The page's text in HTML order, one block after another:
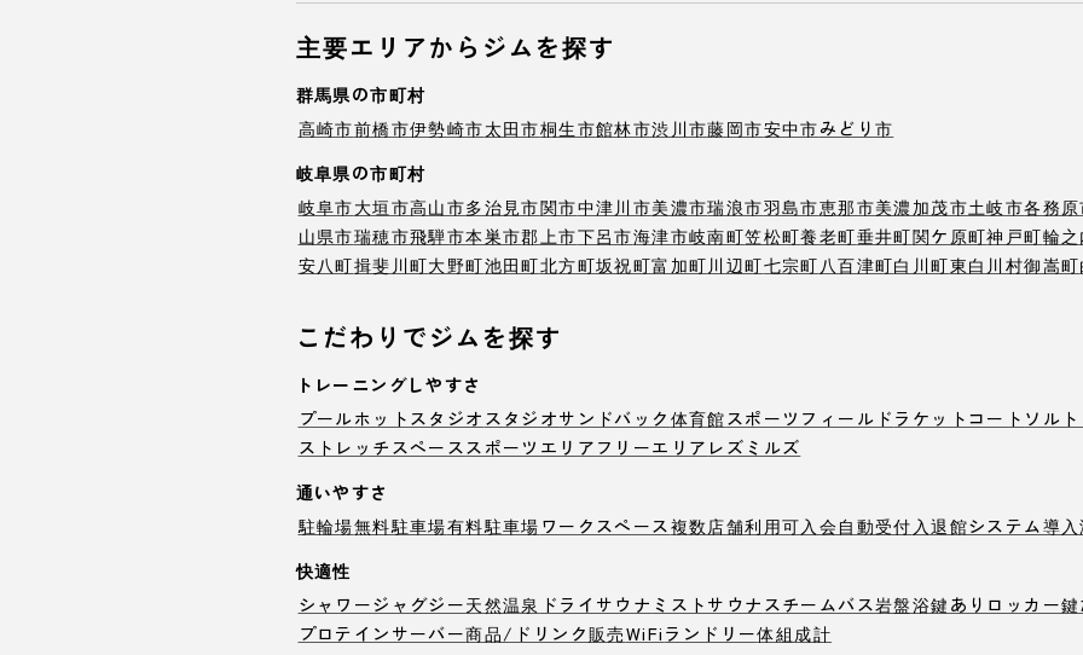
主要エリアからジムを探す
群馬県の市町村
高崎市前橋市伊勢崎市太田市桐生市館林市渋川市藤岡市安中市みどり市
岐阜県の市町村
岐阜市大垣市高山市多治見市関市中津川市美濃市瑞浪市羽島市恵那市美濃加茂市土岐市各務原
山県市瑞穂市飛騨市本巣市郡上市下呂市海津市岐南町笠松町養老町垂井町関ケ原町神戸町輪
安八町揖斐川町大野町池田町北方町坂祝町富加町川辺町七宗町 八百津町白川町東白川村御嵩町
こだわりでジムを探す
トレーニングしやすさ
プールホットスタジオ スタジオサンドバック 体育館スポーツフィールド ラケットコート ソル
ストレッチスペーススポーツエリア フリーエリア レズミルズ
通いやすさ
駐輪場無料駐車場有料駐車場 ワークスペース複数店舗利用可入会自動受付 入退館システム導入
快適性
シャワージャグジー天然温泉 ドライサウナ ミストサウナ スチームバス岩盤浴鍵ありロッカー
プロテインサーバー商品/ドリンク販売WiFi ランドリー体組成計